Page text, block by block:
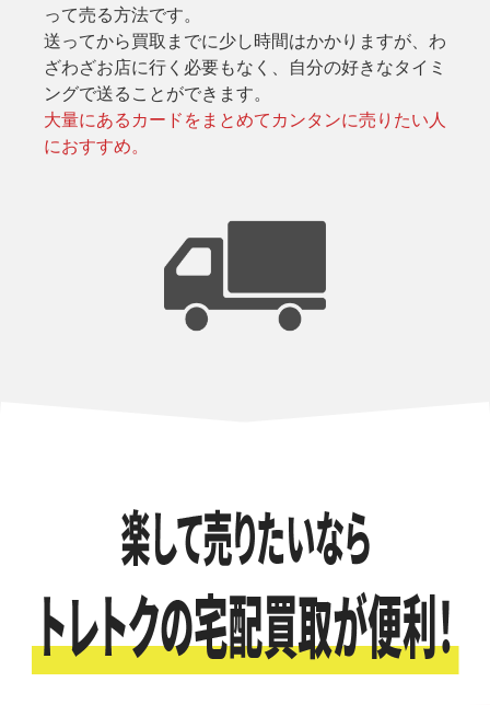
って売る方法です。
送ってから買取までに少し時間はかかりますが、わ
ざわざお店に行く必要もなく、自分の好きなタイミ
ングで送ることができます。
大量にあるカードをまとめてカンタンに売りたい人
におすすめ。